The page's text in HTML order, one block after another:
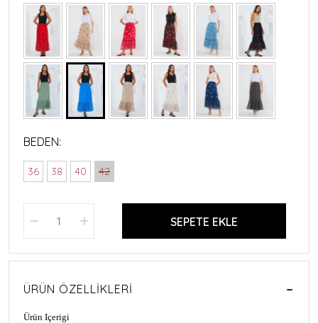
BEDEN:
36 38 40 42
SEPETE EKLE
ÜRÜN ÖZELLIKLERI
Ürün Içerigi